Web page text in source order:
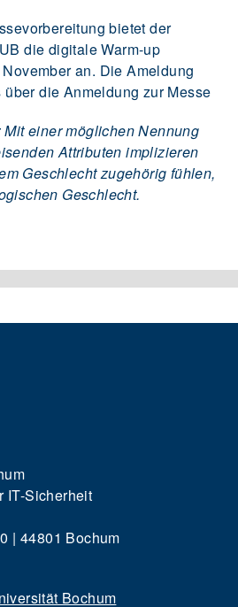
bietet der
die digitale Warm-up
an. Die Ameldung
die Anmeldung zur Messe
einer möglichen Nennung
Attributen implizieren
Geschlecht zugehörig fühlen,
Geschlecht.
IT-Sicherheit
| 44801 Bochum
Bochum